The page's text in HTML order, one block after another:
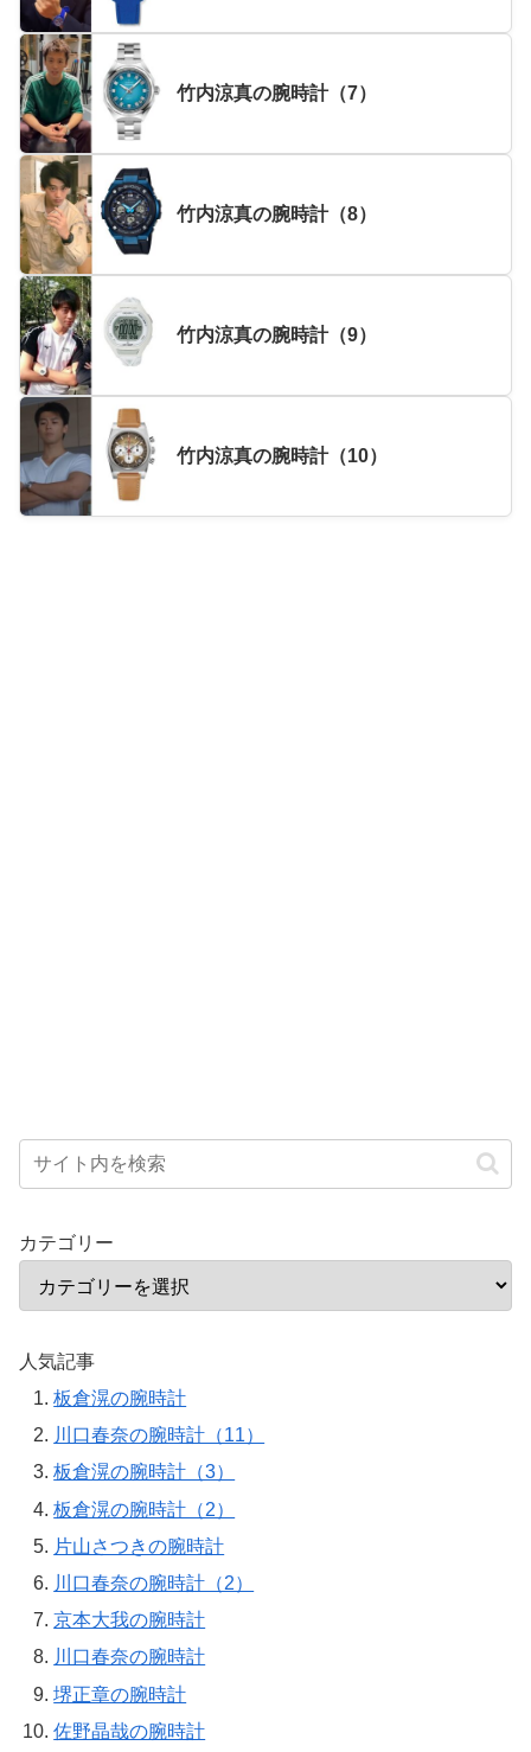
竹内涼真の腕時計（7）
竹内涼真の腕時計（8）
竹内涼真の腕時計（9）
竹内涼真の腕時計（10）
カテゴリー
人気記事
板倉滉の腕時計
川口春奈の腕時計（11）
板倉滉の腕時計（3）
板倉滉の腕時計（2）
片山さつきの腕時計
川口春奈の腕時計（2）
京本大我の腕時計
川口春奈の腕時計
堺正章の腕時計
佐野晶哉の腕時計